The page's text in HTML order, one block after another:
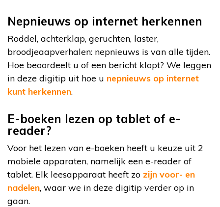
Nepnieuws op internet herkennen
Roddel, achterklap, geruchten, laster,
broodjeaapverhalen: nepnieuws is van alle tijden.
Hoe beoordeelt u of een bericht klopt? We leggen
in deze digitip uit hoe u nepnieuws op internet
kunt herkennen.
E-boeken lezen op tablet of e-
reader?
Voor het lezen van e-boeken heeft u keuze uit 2
mobiele apparaten, namelijk een e-reader of
tablet. Elk leesapparaat heeft zo zijn voor- en
nadelen, waar we in deze digitip verder op in
gaan.